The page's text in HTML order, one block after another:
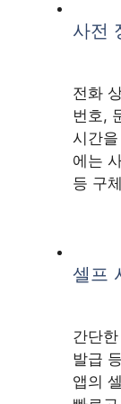
사전
전화
번호,
시간
에는
등 구
셀프
간단
발급
앱의